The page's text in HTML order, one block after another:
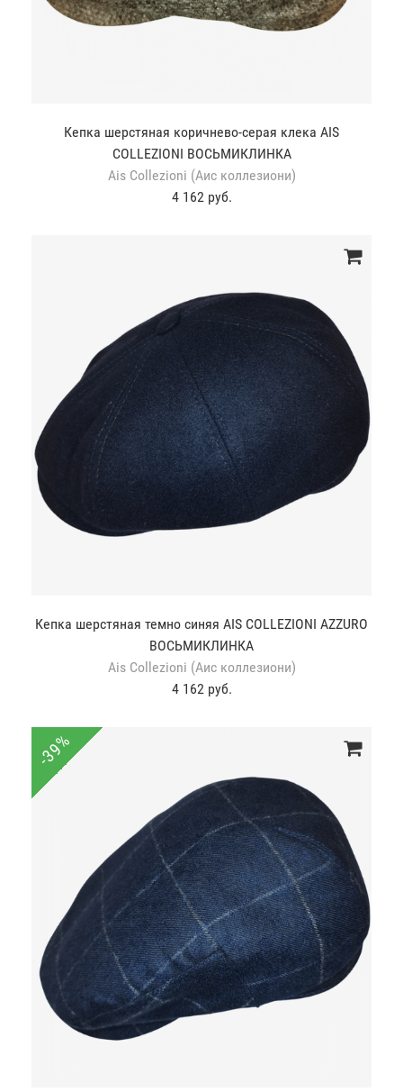
Кепка шерстяная коричнево-серая клека AIS
COLLEZIONI ВОСЬМИКЛИНКА
Ais Collezioni (Аис коллезиони)
4 162 руб.
Кепка шерстяная темно синяя AIS COLLEZIONI AZZURO
ВОСЬМИКЛИНКА
Ais Collezioni (Аис коллезиони)
4 162 руб.
-39%